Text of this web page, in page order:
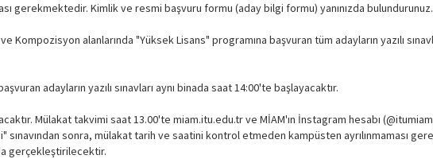
gerekmektedir. Kimlik ve resmi başvuru formu (aday bilgi formu) yanınızda bulundurunuz.
Kompozisyon alanlarında "Yüksek Lisans" programına başvuran tüm adayların yazılı
adayların yazılı sınavları aynı binada saat 14:00'te başlayacaktır.
Mülakat takvimi saat 13.00'te miam.itu.edu.tr ve MİAM'ın İnstagram hesabı
sınavından sonra, mülakat tarih ve saatini kontrol etmeden kampüsten ayrılınmaması
gerçekleştirilecektir.